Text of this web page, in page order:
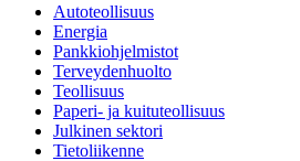
Autoteollisuus
Energia
Pankkiohjelmistot
Terveydenhuolto
Teollisuus
Paperi- ja kuituteollisuus
Julkinen sektori
Tietoliikenne